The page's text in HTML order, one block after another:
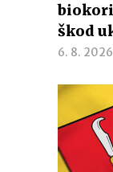
škod
6. 8. 2026